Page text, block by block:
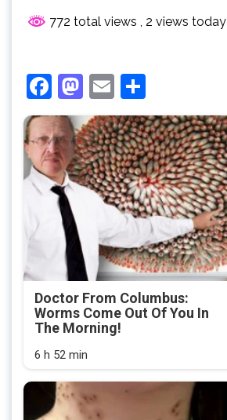
772 total views , 2 views today
Facebook
Mastodon
Email
Doctor From Columbus:
Worms Come Out Of You In
The Morning!
6 h 52 min